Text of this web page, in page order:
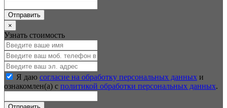
Отправить
×
Узнать стоимость
Я даю согласие на обработку персональных данных и
ознакомлен(а) с политикой обработки персональных данных.